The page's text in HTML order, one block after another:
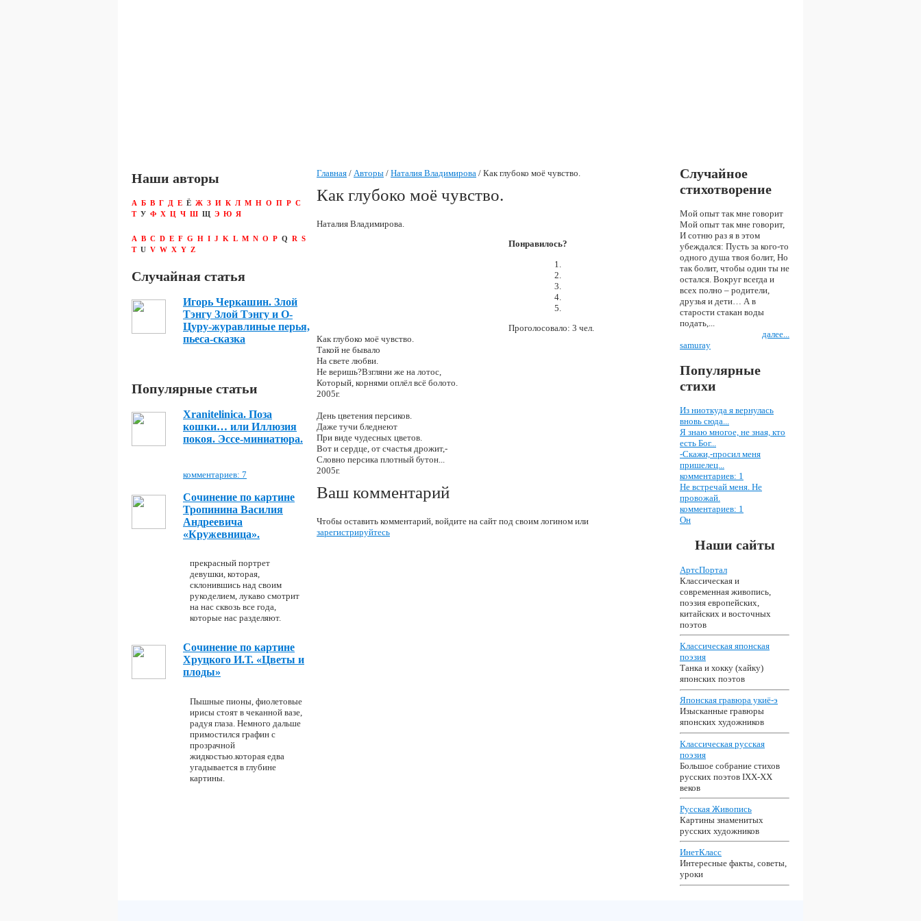
Главная / Авторы / Наталия Владимирова / Как глубоко моё чувство.
Как глубоко моё чувство.
Наталия Владимирова.
Понравилось?
Проголосовало: 3 чел.
Как глубоко моё чувство.
Такой не бывало
На свете любви.
Не веришь?Взгляни же на лотос,
Который, корнями оплёл всё болото.
2005г.
День цветения персиков.
Даже тучи бледнеют
При виде чудесных цветов.
Вот и сердце, от счастья дрожит,-
Словно персика плотный бутон...
2005г.
Ваш комментарий
Чтобы оставить комментарий, войдите на сайт под своим логином или
зарегистрируйтесь
Наши авторы
А Б В Г Д Е Ё Ж З И К Л М Н О П Р С
Т У Ф Х Ц Ч Ш Щ Э Ю Я
A B C D E F G H I J K L M N O P Q R S
T U V W X Y Z
Случайная статья
Игорь Черкашин. Злой
Тэнгу Злой Тэнгу и О-
Цуру-журавлиные перья,
пьеса-сказка
Популярные статьи
Xranitelinica. Поза
кошки… или Иллюзия
покоя. Эссе-миниатюра.
комментариев: 7
Сочинение по картине
Тропинина Василия
Андреевича
«Кружевница».
прекрасный портрет
девушки, которая,
склонившись над своим
рукоделием, лукаво смотрит
на нас сквозь все года,
которые нас разделяют.
Сочинение по картине
Хруцкого И.Т. «Цветы и
плоды»
Пышные пионы, фиолетовые
ирисы стоят в чеканной вазе,
радуя глаза. Немного дальше
примостился графин с
прозрачной
жидкостью.которая едва
угадывается в глубине
картины.
Случайное
стихотворение
Мой опыт так мне говорит
Мой опыт так мне говорит,
И сотню раз я в этом
убеждался: Пусть за кого-то
одного душа твоя болит, Но
так болит, чтобы один ты не
остался. Вокруг всегда и
всех полно – родители,
друзья и дети… А в
старости стакан воды
подать,...
далее...
samuray
Популярные
стихи
Из ниоткуда я вернулась
вновь сюда...
Я знаю многое, не зная, кто
есть Бог...
-Скажи,-просил меня
пришелец...
комментариев: 1
Не встречай меня. Не
провожай.
комментариев: 1
Он
Наши сайты
АртсПортал
Классическая и
современная живопись,
поэзия европейских,
китайских и восточных
поэтов
Классическая японская
поэзия
Танка и хокку (хайку)
японских поэтов
Японская гравюра укиё-э
Изысканные гравюры
японских художников
Классическая русская
поэзия
Большое собрание стихов
русских поэтов IXX-XX
веков
Русская Живопись
Картины знаменитых
русских художников
ИнетКласс
Интересные факты, советы,
уроки